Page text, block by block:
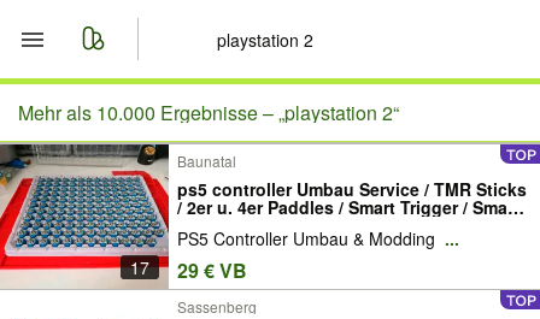
Start
Merkliste
Nachrichten
Anzeige aufgeben
Mehr als 10.000 Ergebnisse –„playstation 2“
17
Baunatal
ps5 controller Umbau Service / TMR Sticks
/ 2er u. 4er Paddles / Smart Trigger / Smart
Buttons / Grip / Verschiedene Designes /
ps5 / ps5controller / scuf / scuff
PS5 Controller Umbau & Modding ...
29 € VB
Sassenberg